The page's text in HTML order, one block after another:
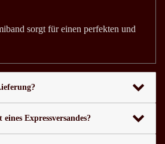
sorgt für einen perfekten und
Expressversandes?